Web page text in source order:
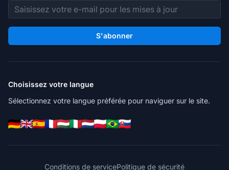
Adresse e-mail
S'abonner
Choisissez votre langue
Sélectionnez votre langue préférée pour naviguer sur le site.
Conditions de servicePolitique de sécurité